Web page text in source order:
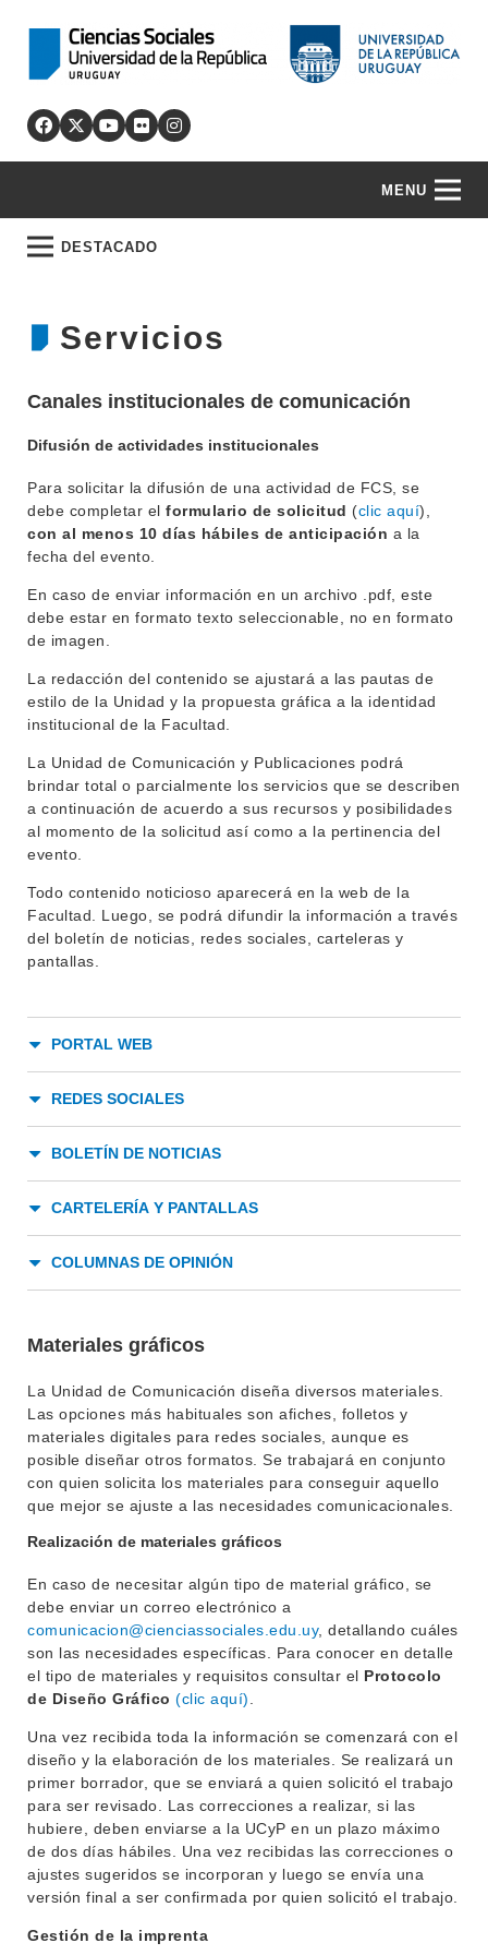
MENU
DESTACADO
Servicios
Canales institucionales de comunicación
Difusión de actividades institucionales
Para solicitar la difusión de una actividad de FCS, se
debe completar el formulario de solicitud (clic aquí),
con al menos 10 días hábiles de anticipación a la
fecha del evento.
En caso de enviar información en un archivo .pdf, este
debe estar en formato texto seleccionable, no en formato
de imagen.
La redacción del contenido se ajustará a las pautas de
estilo de la Unidad y la propuesta gráfica a la identidad
institucional de la Facultad.
La Unidad de Comunicación y Publicaciones podrá
brindar total o parcialmente los servicios que se describen
a continuación de acuerdo a sus recursos y posibilidades
al momento de la solicitud así como a la pertinencia del
evento.
Todo contenido noticioso aparecerá en la web de la
Facultad. Luego, se podrá difundir la información a través
del boletín de noticias, redes sociales, carteleras y
pantallas.
PORTAL WEB
REDES SOCIALES
BOLETÍN DE NOTICIAS
CARTELERÍA Y PANTALLAS
COLUMNAS DE OPINIÓN
Materiales gráficos
La Unidad de Comunicación diseña diversos materiales.
Las opciones más habituales son afiches, folletos y
materiales digitales para redes sociales, aunque es
posible diseñar otros formatos. Se trabajará en conjunto
con quien solicita los materiales para conseguir aquello
que mejor se ajuste a las necesidades comunicacionales.
Realización de materiales gráficos
En caso de necesitar algún tipo de material gráfico, se
debe enviar un correo electrónico a
comunicacion@cienciassociales.edu.uy, detallando cuáles
son las necesidades específicas. Para conocer en detalle
el tipo de materiales y requisitos consultar el Protocolo
de Diseño Gráfico (clic aquí)
Una vez recibida toda la información se comenzará con el
diseño y la elaboración de los materiales. Se realizará un
primer borrador, que se enviará a quien solicitó el trabajo
para ser revisado. Las correcciones a realizar, si las
hubiere, deben enviarse a la UCyP en un plazo máximo
de dos días hábiles. Una vez recibidas las correcciones o
ajustes sugeridos se incorporan y luego se envía una
versión final a ser confirmada por quien solicitó el trabajo.
Gestión de la imprenta